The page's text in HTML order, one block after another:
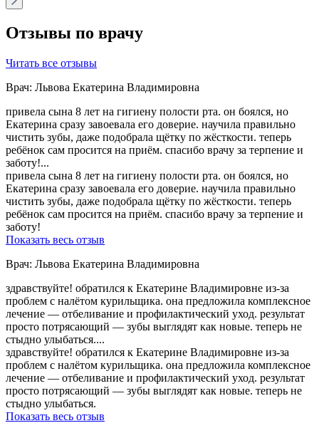
Отзывы по врачу
Читать все отзывы
Врач: Львова Екатерина Владимировна
привела сына 8 лет на гигиену полости рта. он боялся, но
Екатерина сразу завоевала его доверие. научила правильно
чистить зубы, даже подобрала щётку по жёсткости. теперь
ребёнок сам просится на приём. спасибо врачу за терпение и
заботу!...
привела сына 8 лет на гигиену полости рта. он боялся, но
Екатерина сразу завоевала его доверие. научила правильно
чистить зубы, даже подобрала щётку по жёсткости. теперь
ребёнок сам просится на приём. спасибо врачу за терпение и
заботу!
Показать весь отзыв
Врач: Львова Екатерина Владимировна
здравствуйте! обратился к Екатерине Владимировне из-за
проблем с налётом курильщика. она предложила комплексное
лечение — отбеливание и профилактический уход. результат
просто потрясающий — зубы выглядят как новые. теперь не
стыдно улыбаться....
здравствуйте! обратился к Екатерине Владимировне из-за
проблем с налётом курильщика. она предложила комплексное
лечение — отбеливание и профилактический уход. результат
просто потрясающий — зубы выглядят как новые. теперь не
стыдно улыбаться.
Показать весь отзыв